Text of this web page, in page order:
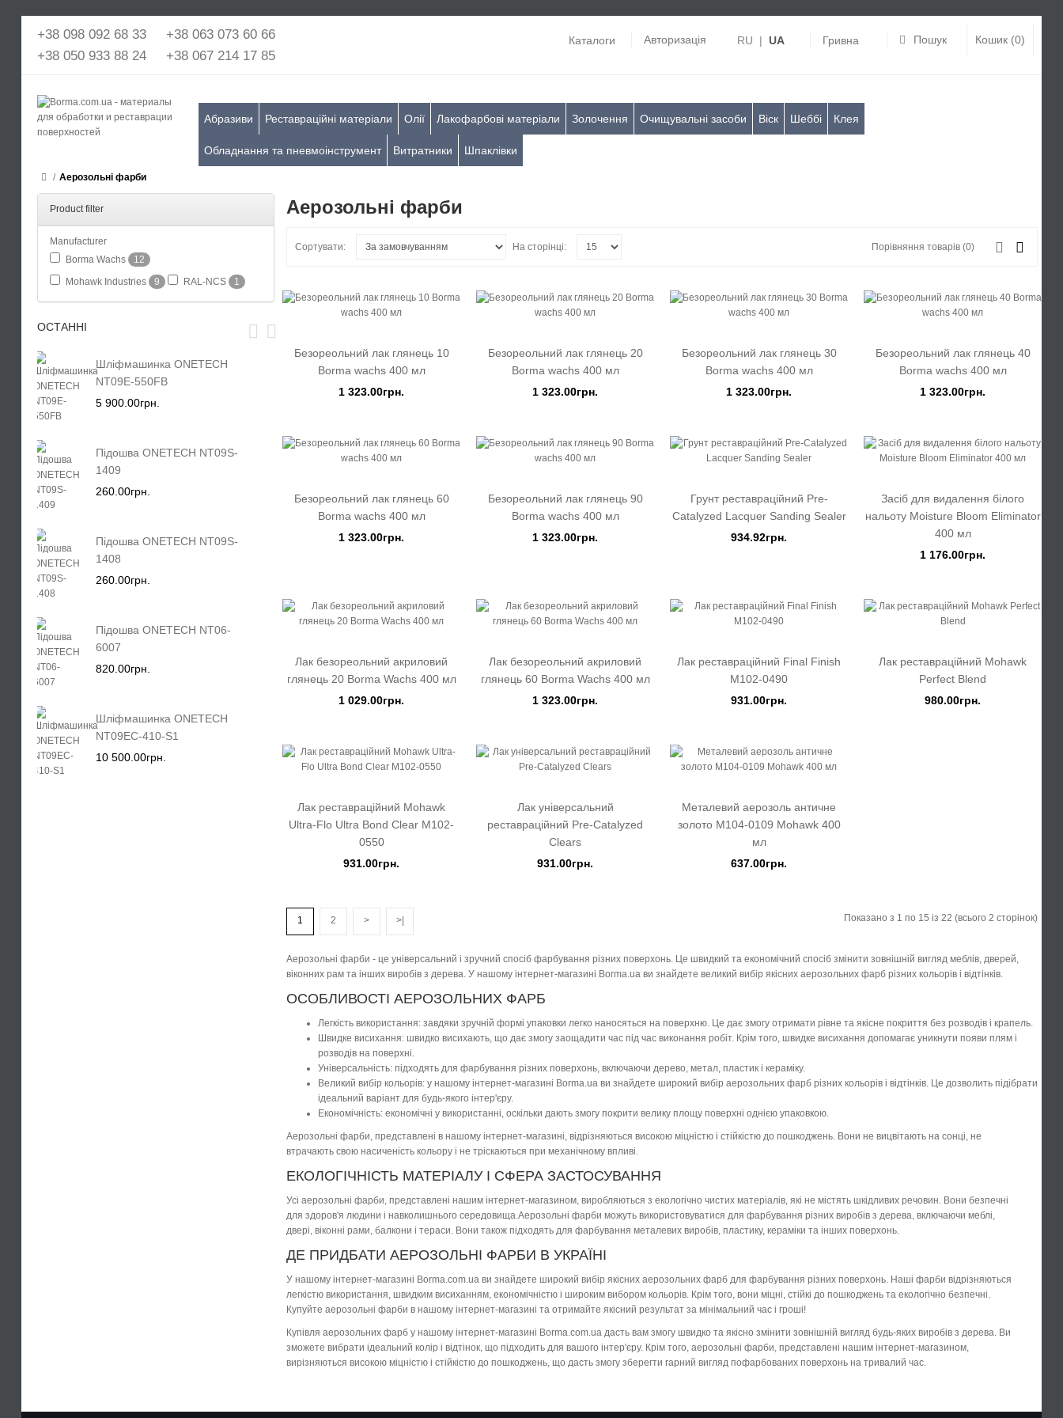
+38 098 092 68 33
+38 063 073 60 66
+38 050 933 88 24
+38 067 214 17 85
Каталоги Авторизація RU | UA Гривна Пошук Кошик (0)
Абразиви Реставраційні матеріали Олії Лакофарбові матеріали Золочення Очищувальні засоби Віск Шеббі Клея
Обладнання та пневмоінструмент Витратники Шпаклівки
Аерозольні фарби
Product filter
Manufacturer
Borma Wachs
12
Mohawk Industries
9 RAL-NCS 1
ОСТАННІ
Шліфмашинка ONETECH
NT09E-550FB
5 900.00грн.
Підошва ONETECH NT09S-
1409
260.00грн.
Підошва ONETECH NT09S-
1408
260.00грн.
Підошва ONETECH NT06-
6007
820.00грн.
Шліфмашинка ONETECH
NT09EC-410-S1
10 500.00грн.
Аерозольні фарби
Порівняння товарів (0)
Сортувати: На сторінці:
Безореольний лак глянець 10
Borma wachs 400 мл
1 323.00грн.
Безореольний лак глянець 20
Borma wachs 400 мл
1 323.00грн.
Безореольний лак глянець 30
Borma wachs 400 мл
1 323.00грн.
Безореольний лак глянець 40
Borma wachs 400 мл
1 323.00грн.
Безореольний лак глянець 60
Borma wachs 400 мл
1 323.00грн.
Безореольний лак глянець 90
Borma wachs 400 мл
1 323.00грн.
Грунт реставраційний Pre-
Catalyzed Lacquer Sanding Sealer
934.92грн.
Засіб для видалення білого
нальоту Moisture Bloom Eliminator
400 мл
1 176.00грн.
Лак безореольний акриловий
глянець 20 Borma Wachs 400 мл
1 029.00грн.
Лак безореольний акриловий
глянець 60 Borma Wachs 400 мл
1 323.00грн.
Лак реставраційний Final Finish
M102-0490
931.00грн.
Лак реставраційний Mohawk
Perfect Blend
980.00грн.
Лак реставраційний Mohawk
Ultra-Flo Ultra Bond Clear M102-
0550
931.00грн.
Лак універсальний
реставраційний Pre-Catalyzed
Clears
931.00грн.
Металевий аерозоль античне
золото M104-0109 Mohawk 400
мл
637.00грн.
1 2 > >| Показано з 1 по 15 із 22 (всього 2 сторінок)
Аерозольні фарби - це універсальний і зручний спосіб фарбування різних поверхонь. Це швидкий та економічний спосіб змінити зовнішній вигляд меблів, дверей,
віконних рам та інших виробів з дерева. У нашому інтернет-магазині Borma.ua ви знайдете великий вибір якісних аерозольних фарб різних кольорів і відтінків.
ОСОБЛИВОСТІ АЕРОЗОЛЬНИХ ФАРБ
Легкість використання: завдяки зручній формі упаковки легко наносяться на поверхню. Це дає змогу отримати рівне та якісне покриття без розводів і крапель.
Швидке висихання: швидко висихають, що дає змогу заощадити час під час виконання робіт. Крім того, швидке висихання допомагає уникнути появи плям і
розводів на поверхні.
Універсальність: підходять для фарбування різних поверхонь, включаючи дерево, метал, пластик і кераміку.
Великий вибір кольорів: у нашому інтернет-магазині Borma.ua ви знайдете широкий вибір аерозольних фарб різних кольорів і відтінків. Це дозволить підібрати
ідеальний варіант для будь-якого інтер'єру.
Економічність: економічні у використанні, оскільки дають змогу покрити велику площу поверхні однією упаковкою.
Аерозольні фарби, представлені в нашому інтернет-магазині, відрізняються високою міцністю і стійкістю до пошкоджень. Вони не вицвітають на сонці, не
втрачають свою насиченість кольору і не тріскаються при механічному впливі.
ЕКОЛОГІЧНІСТЬ МАТЕРІАЛУ І СФЕРА ЗАСТОСУВАННЯ
Усі аерозольні фарби, представлені нашим інтернет-магазином, виробляються з екологічно чистих матеріалів, які не містять шкідливих речовин. Вони безпечні
для здоров'я людини і навколишнього середовища.Аерозольні фарби можуть використовуватися для фарбування різних виробів з дерева, включаючи меблі,
двері, віконні рами, балкони і тераси. Вони також підходять для фарбування металевих виробів, пластику, кераміки та інших поверхонь.
ДЕ ПРИДБАТИ АЕРОЗОЛЬНІ ФАРБИ В УКРАЇНІ
У нашому інтернет-магазині Borma.com.ua ви знайдете широкий вибір якісних аерозольних фарб для фарбування різних поверхонь. Наші фарби відрізняються
легкістю використання, швидким висиханням, економічністю і широким вибором кольорів. Крім того, вони міцні, стійкі до пошкоджень та екологічно безпечні.
Купуйте аерозольні фарби в нашому інтернет-магазині та отримайте якісний результат за мінімальний час і гроші!
Купівля аерозольних фарб у нашому інтернет-магазині Borma.com.ua дасть вам змогу швидко та якісно змінити зовнішній вигляд будь-яких виробів з дерева. Ви
зможете вибрати ідеальний колір і відтінок, що підходить для вашого інтер'єру. Крім того, аерозольні фарби, представлені нашим інтернет-магазином,
вирізняються високою міцністю і стійкістю до пошкоджень, що дасть змогу зберегти гарний вигляд пофарбованих поверхонь на тривалий час.